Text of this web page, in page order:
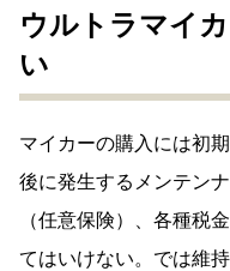
ウルトラマイ
い
マイカーの購入には初
後に発生するメンテン
（任意保険）、各種税
てはいけない。では維